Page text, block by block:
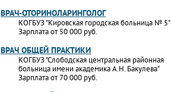
ВРАЧ-ОТОРИНОЛАРИНГОЛОГ
КОГБУЗ "Кировская городская больница № 5"
Зарплата от 50 000 руб.
ВРАЧ ОБЩЕЙ ПРАКТИКИ
КОГБУЗ "Слободская центральная районная
больница имени академика А.Н. Бакулева"
Зарплата от 70 000 руб.